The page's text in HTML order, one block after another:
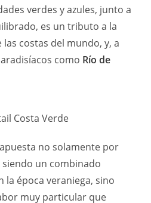
verdes y azules, junto a
es un tributo a la
costas del mundo, y, a
como Río de
no solamente por
un combinado
la época veraniega, sino
muy particular que